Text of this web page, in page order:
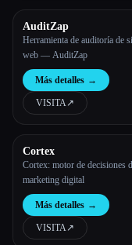
AuditZap
Herramienta de auditoría de
web — AuditZap
Más detalles →
VISITA↗︎
Cortex
Cortex: motor de decisiones
marketing digital
Más detalles →
VISITA↗︎